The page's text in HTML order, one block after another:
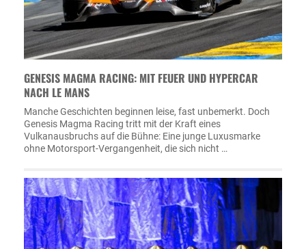
GENESIS MAGMA RACING: MIT FEUER UND HYPERCAR
NACH LE MANS
Manche Geschichten beginnen leise, fast unbemerkt. Doch
Genesis Magma Racing tritt mit der Kraft eines
Vulkanausbruchs auf die Bühne: Eine junge Luxusmarke
ohne Motorsport-Vergangenheit, die sich nicht …